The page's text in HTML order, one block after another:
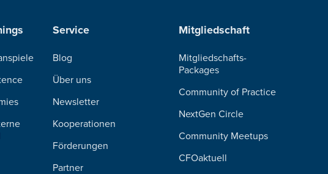
Service
Blog
Über uns
Newsletter
Kooperationen
Förderungen
Partner
Mitgliedschaft
Mitgliedschafts-
Packages
Community of Practice
NextGen Circle
Community Meetups
CFOaktuell